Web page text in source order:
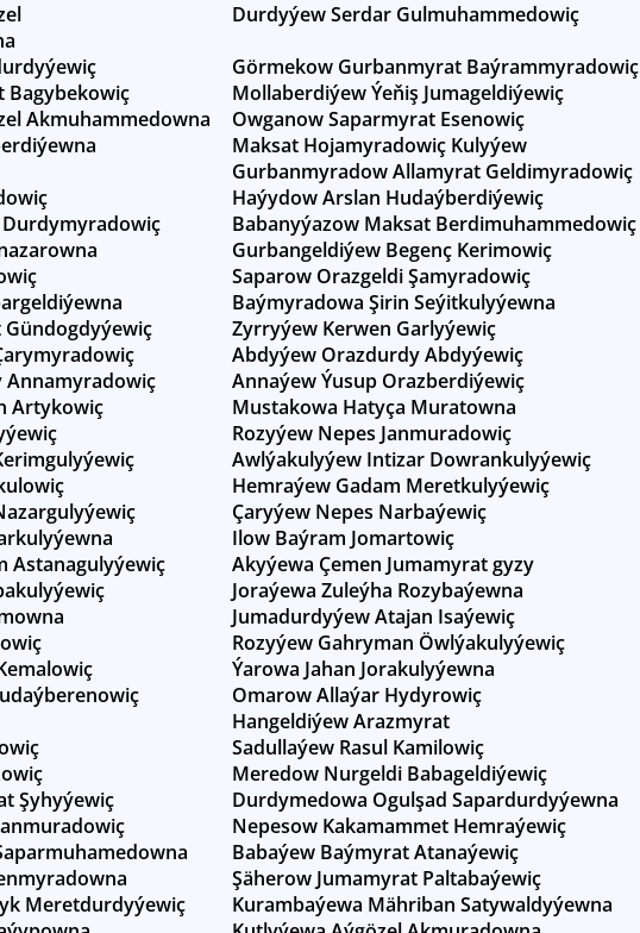
Durdyýew Serdar Gulmuhammedowiç
Görmekow Gurbanmyrat Baýrammyradowiç
Bagybekowiç
Mollaberdiýew Ýeňiş Jumageldiýewiç
Akmuhammedowna
Owganow Saparmyrat Esenowiç
Maksat Hojamyradowiç Kulyýew
Gurbanmyradow Allamyrat Geldimyradowiç
Haýydow Arslan Hudaýberdiýewiç
Babanyýazow Maksat Berdimuhammedowiç
Gurbangeldiýew Begenç Kerimowiç
Saparow Orazgeldi Şamyradowiç
Baýmyradowa Şirin Seýitkulyýewna
Zyrryýew Kerwen Garlyýewiç
Abdyýew Orazdurdy Abdyýewiç
Annamyradowiç
Annaýew Ýusup Orazberdiýewiç
Artykowiç
Mustakowa Hatyça Muratowna
Rozyýew Nepes Janmuradowiç
Awlýakulyýew Intizar Dowrankulyýewiç
Hemraýew Gadam Meretkulyýewiç
Çaryýew Nepes Narbaýewiç
Ilow Baýram Jomartowiç
Astanagulyýewiç
Akyýewa Çemen Jumamyrat gyzy
Joraýewa Zuleýha Rozybaýewna
Jumadurdyýew Atajan Isaýewiç
Rozyýew Gahryman Öwlýakulyýewiç
Ýarowa Jahan Jorakulyýewna
Omarow Allaýar Hydyrowiç
Hangeldiýew Arazmyrat
Sadullaýew Rasul Kamilowiç
Meredow Nurgeldi Babageldiýewiç
Şyhyýewiç
Durdymedowa Ogulşad Sapardurdyýewna
Nepesow Kakamammet Hemraýewiç
Babaýew Baýmyrat Atanaýewiç
Şäherow Jumamyrat Paltabaýewiç
Meretdurdyýewiç
Kurambaýewa Mähriban Satywaldyýewna